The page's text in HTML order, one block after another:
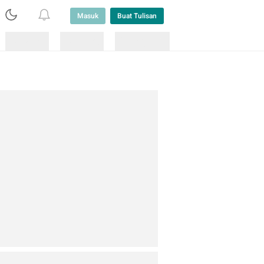
Masuk Buat Tulisan